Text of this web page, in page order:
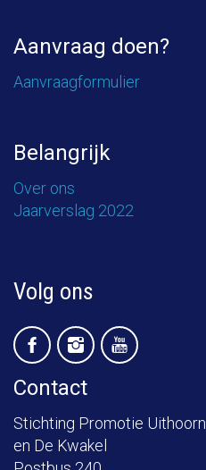
Aanvraag doen?
Aanvraagformulier
Belangrijk
Over ons
Jaarverslag 2022
Volg ons
Contact
Stichting Promotie Uithoorn
en De Kwakel